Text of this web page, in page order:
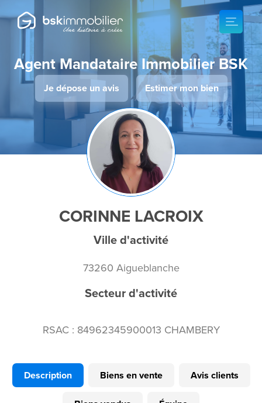
Agent Mandataire Immobilier BSK
Je dépose un avis Estimer mon bien
CORINNE LACROIX
Ville d'activité
73260 Aigueblanche
Secteur d'activité
RSAC : 84962345900013 CHAMBERY
Description Biens en vente Avis clients